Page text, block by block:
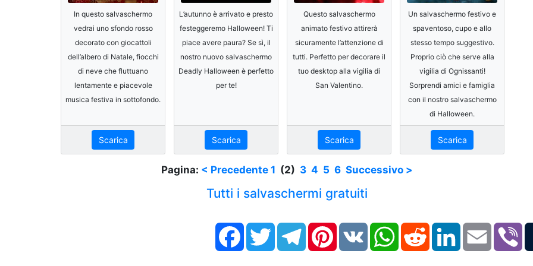
In questo salvaschermo
vedrai uno sfondo rosso
decorato con giocattoli
dell’albero di Natale, fiocchi
di neve che fluttuano
lentamente e piacevole
musica festiva in sottofondo.
Scarica
L’autunno è arrivato e presto
festeggeremo Halloween! Ti
piace avere paura? Se sì, il
nostro nuovo salvaschermo
Deadly Halloween è perfetto
per te!
Scarica
Questo salvaschermo
animato festivo attirerà
sicuramente l’attenzione di
tutti. Perfetto per decorare il
tuo desktop alla vigilia di
San Valentino.
Scarica
Un salvaschermo festivo e
spaventoso, cupo e allo
stesso tempo suggestivo.
Proprio ciò che serve alla
vigilia di Ognissanti!
Sorprendi amici e famiglia
con il nostro salvaschermo
di Halloween.
Scarica
Pagina: < Precedente 1 (2) 3 4 5 6 Successivo >
Tutti i salvaschermi gratuiti
FacebookTwitter TelegramPinterestVK WhatsAppReddit LinkedIn Email